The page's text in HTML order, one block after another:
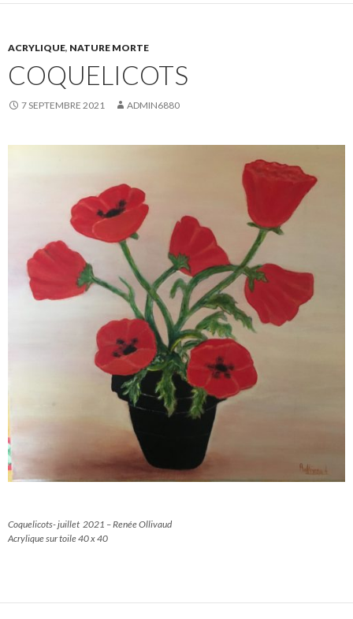
ACRYLIQUE, NATURE MORTE
COQUELICOTS
7 SEPTEMBRE 2021 ADMIN6880
Coquelicots- juillet 2021 – Renée Ollivaud
Acrylique sur toile 40 x 40